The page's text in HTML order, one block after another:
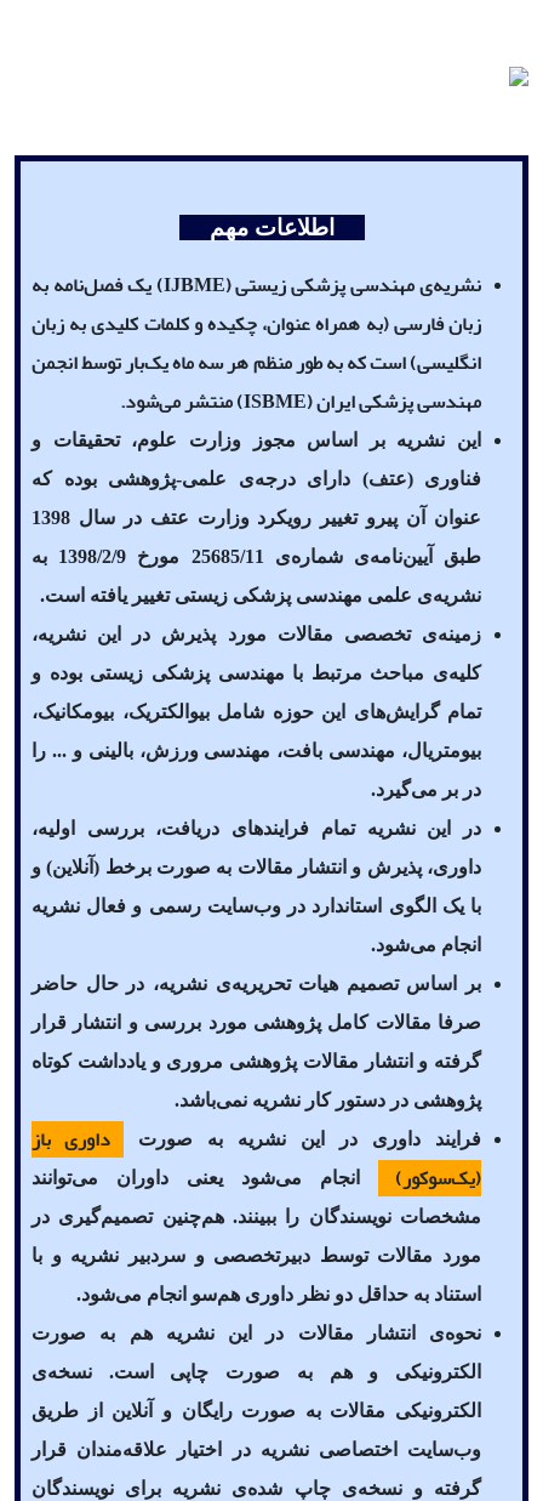
اطلاعات مهم
نشریه‌ی مهندسی پزشکی زیستی(IJBME)یک فصل‌نامه به
زبان فارسی (به همراه عنوان، چکیده و کلمات کلیدی به زبان
انگلیسی) است که به طور منظم هر سه ماه یک‌بار توسط انجمن
مهندسی پزشکی ایران(ISBME)منتشر می‌شود.
این نشریه بر اساس مجوز وزارت علوم، تحقیقات و
فناوری (عتف) دارای درجه‌ی علمی-پژوهشی بوده که
عنوان آن پیرو تغییر رویکرد وزارت عتف در سال 1398
طبق آیین‌نامه‌ی شماره‌ی 25685/11 مورخ 1398/2/9 به
نشریه‌ی علمی مهندسی پزشکی زیستی تغییر یافته است.
زمینه‌ی تخصصی مقالات مورد پذیرش در این نشریه،
کلیه‌ی مباحث مرتبط با مهندسی پزشکی زیستی بوده و
تمام گرایش‌های این حوزه شامل بیوالکتریک، بیومکانیک،
بیومتریال، مهندسی بافت، مهندسی ورزش، بالینی و ... را
در بر می‌گیرد.
در این نشریه تمام فرایندهای دریافت، بررسی اولیه،
داوری، پذیرش و انتشار مقالات به صورت برخط (آنلاین) و
با یک الگوی استاندارد در وب‌سایت رسمی و فعال نشریه
انجام می‌شود.
بر اساس تصمیم هیات تحریریه‌ی نشریه، در حال حاضر
صرفا مقالات کامل پژوهشی مورد بررسی و انتشار قرار
گرفته و انتشار مقالات پژوهشی مروری و یادداشت کوتاه
پژوهشی در دستور کار نشریه نمی‌باشد.
فرایند داوری در این نشریه به صورت
داوری باز
(یک‌سوکور)
انجام می‌شود یعنی داوران می‌توانند
مشخصات نویسندگان را ببینند. هم‌چنین تصمیم‌گیری در
مورد مقالات توسط دبیرتخصصی و سردبیر نشریه و با
استناد به حداقل دو نظر داوری هم‌سو انجام می‌شود.
نحوه‌ی انتشار مقالات در این نشریه هم به صورت
الکترونیکی و هم به صورت چاپی است. نسخه‌ی
الکترونیکی مقالات به صورت رایگان و آنلاین از طریق
وب‌سایت اختصاصی نشریه در اختیار علاقه‌مندان قرار
گرفته و نسخه‌ی چاپ شده‌ی نشریه برای نویسندگان